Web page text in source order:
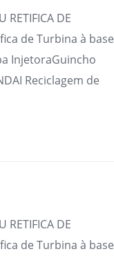
DE
de Turbina à base
InjetoraGuincho
Reciclagem de
DE
de Turbina à base